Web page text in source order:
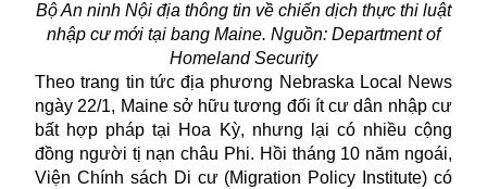
Bộ An ninh Nội địa thông tin về chiến dịch thực thi luật
nhập cư mới tại bang Maine. Nguồn: Department of
Homeland Security
Theo trang tin tức địa phương Nebraska Local News
ngày 22/1, Maine sở hữu tương đối ít cư dân nhập cư
bất hợp pháp tại Hoa Kỳ, nhưng lại có nhiều cộng
đồng người tị nạn châu Phi. Hồi tháng 10 năm ngoái,
Viện Chính sách Di cư (Migration Policy Institute) có